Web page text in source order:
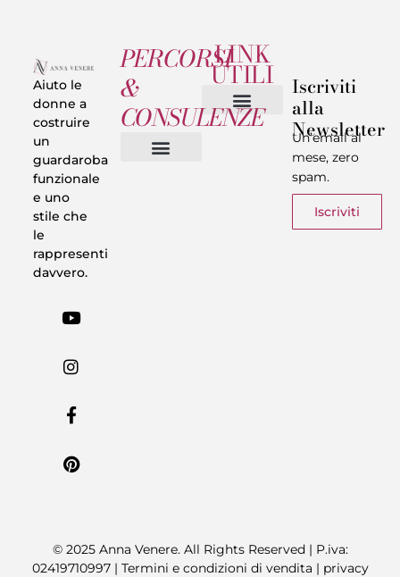
Aiuto le
donne a
costruire
un
guardaroba
funzionale
e uno
stile che
le
rappresenti
davvero.
PERCORSI
&
CONSULENZE
LINK
UTILI Iscriviti
alla
Newsletter
Un’email al
mese, zero
spam.
Iscriviti
© 2025 Anna Venere. All Rights Reserved | P.iva:
02419710997 | Termini e condizioni di vendita | privacy